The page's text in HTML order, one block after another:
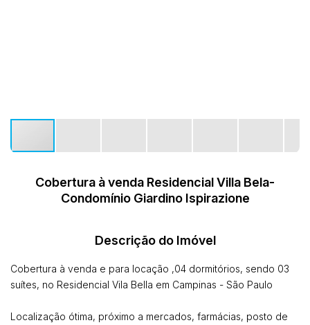
Cobertura à venda Residencial Villa Bela-
Condomínio Giardino Ispirazione
Descrição do Imóvel
Cobertura à venda e para locação ,04 dormitórios, sendo 03
suítes, no Residencial Vila Bella em Campinas - São Paulo
Localização ótima, próximo a mercados, farmácias, posto de